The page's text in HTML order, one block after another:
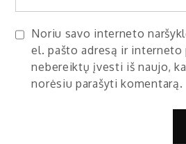
Noriu savo interneto
el. pašto adresą ir interneto
nebereiktų įvesti iš naujo,
norėsiu parašyti komentarą.